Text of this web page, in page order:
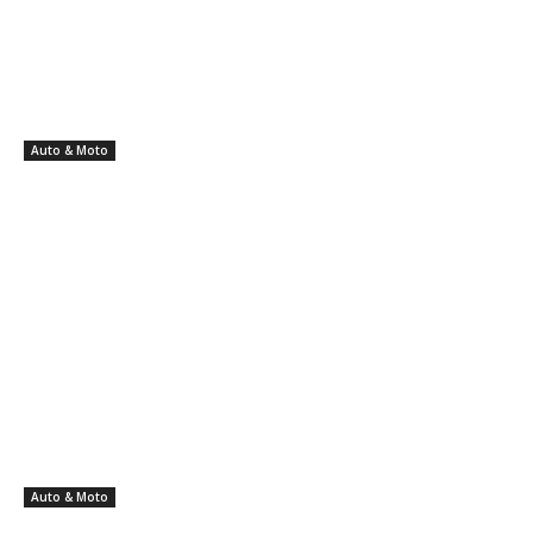
Auto & Moto
Auto & Moto